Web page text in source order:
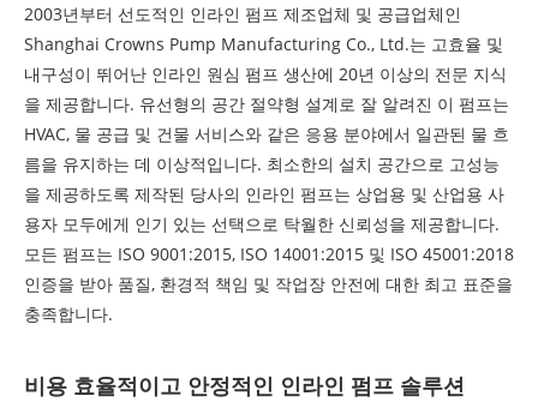
2003년부터 선도적인 인라인 펌프 제조업체 및 공급업체인
Shanghai Crowns Pump Manufacturing Co., Ltd.는 고효율 및
내구성이 뛰어난 인라인 원심 펌프 생산에 20년 이상의 전문 지식
을 제공합니다. 유선형의 공간 절약형 설계로 잘 알려진 이 펌프는
HVAC, 물 공급 및 건물 서비스와 같은 응용 분야에서 일관된 물 흐
름을 유지하는 데 이상적입니다. 최소한의 설치 공간으로 고성능
을 제공하도록 제작된 당사의 인라인 펌프는 상업용 및 산업용 사
용자 모두에게 인기 있는 선택으로 탁월한 신뢰성을 제공합니다.
모든 펌프는 ISO 9001:2015, ISO 14001:2015 및 ISO 45001:2018
인증을 받아 품질, 환경적 책임 및 작업장 안전에 대한 최고 표준을
충족합니다.
비용 효율적이고 안정적인 인라인 펌프 솔루션